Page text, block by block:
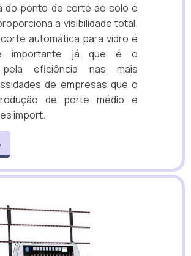
do ponto de corte ao solo é
a visibilidade total.
automática para vidro é
importante já que é o
pela eficiência nas mais
de empresas que o
de porte médio e
import.